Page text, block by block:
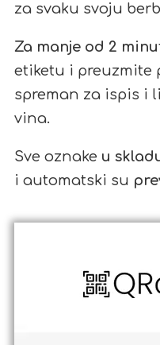
za svaku svoju
Za manje od 2
etiketu i preuzmite
spreman za ispis i
vina.
Sve oznake u
i automatski su